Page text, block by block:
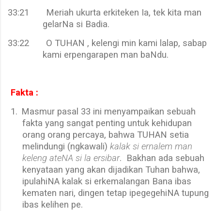
33:21
Meriah ukurta erkiteken Ia, tek kita man
gelarNa si Badia.
33:22
O TUHAN , kelengi min kami lalap, sabap
kami erpengarapen man baNdu.
Fakta :
1. Masmur pasal 33 ini menyampaikan sebuah
fakta yang sangat penting untuk kehidupan
orang orang percaya, bahwa TUHAN setia
melindungi (ngkawali) kalak si ernalem man
keleng ateNA si la ersibar. Bakhan ada sebuah
kenyataan yang akan dijadikan Tuhan bahwa,
ipulahiNA kalak si erkemalangan Bana ibas
kematen nari, dingen tetap ipegegehiNA tupung
ibas kelihen pe.